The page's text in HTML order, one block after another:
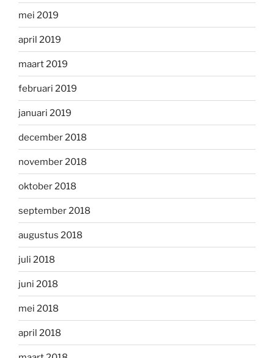
mei 2019
april 2019
maart 2019
februari 2019
januari 2019
december 2018
november 2018
oktober 2018
september 2018
augustus 2018
juli 2018
juni 2018
mei 2018
april 2018